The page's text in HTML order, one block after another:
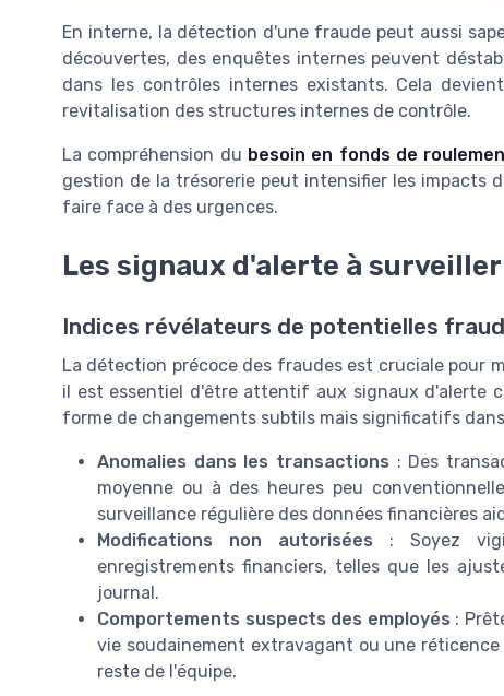
En interne, la détection d'une fraude peut aussi
découvertes, des enquêtes internes peuvent
dans les contrôles internes existants. Cela
revitalisation des structures internes de contrôle.
La compréhension du besoin en fonds de
gestion de la trésorerie peut intensifier les impacts
faire face à des urgences.
Les signaux d'alerte à surveiller
Indices révélateurs de potentielles
La détection précoce des fraudes est cruciale pour
il est essentiel d'être attentif aux signaux d'alerte
forme de changements subtils mais significatifs
Anomalies dans les transactions : Des
moyenne ou à des heures peu
surveillance régulière des données financières
Modifications non autorisées : Soyez
enregistrements financiers, telles que les
journal.
Comportements suspects des employés :
vie soudainement extravagant ou une
reste de l'équipe.